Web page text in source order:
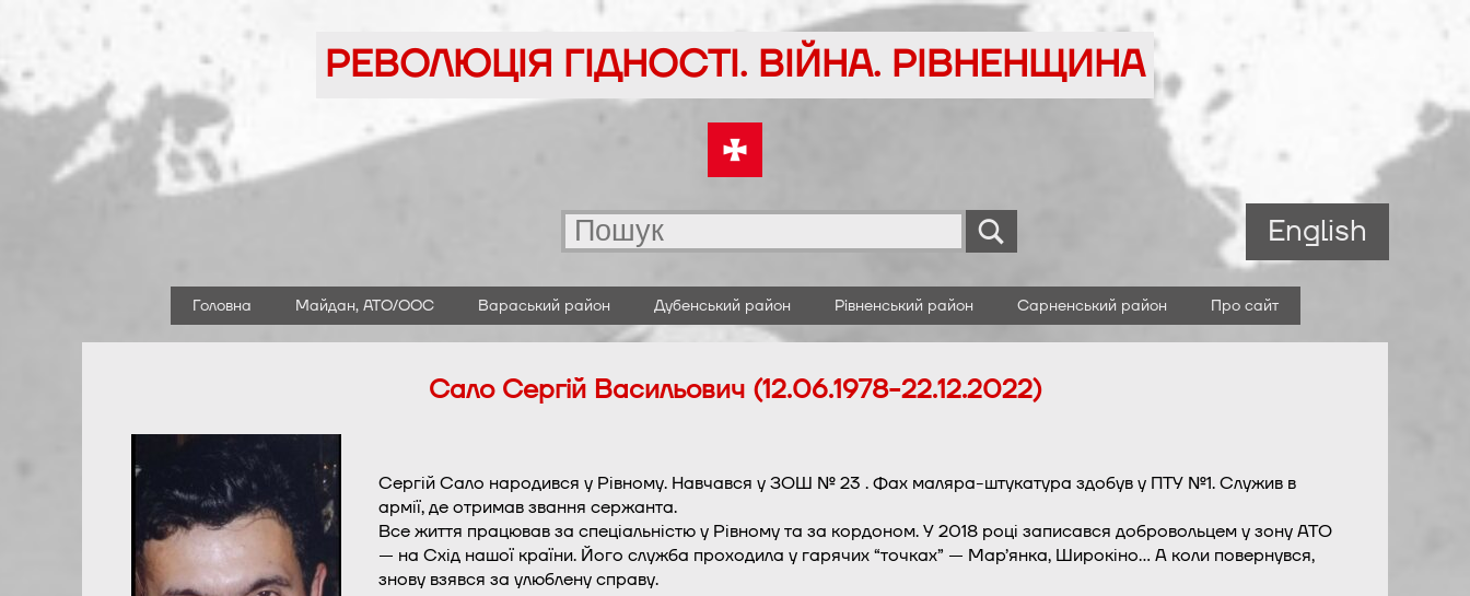
вмісту
РЕВОЛЮЦІЯ ГІДНОСТІ. ВІЙНА. РІВНЕНЩИНА
English
Головна Майдан, АТО/ООС Вараський район Дубенський район Рівненський район Сарненський район Про сайт
Сало Сергій Васильович (12.06.1978-22.12.2022)
Сергій Сало народився у Рівному. Навчався у ЗОШ № 23 . Фах маляра-штукатура здобув у ПТУ №1. Служив в
армії, де отримав звання сержанта.
Все життя працював за спеціальністю у Рівному та за кордоном. У 2018 році записався добровольцем у зону АТО
— на Схід нашої країни. Його служба проходила у гарячих “точках” — Мар’янка, Широкіно… А коли повернувся,
знову взявся за улюблену справу.